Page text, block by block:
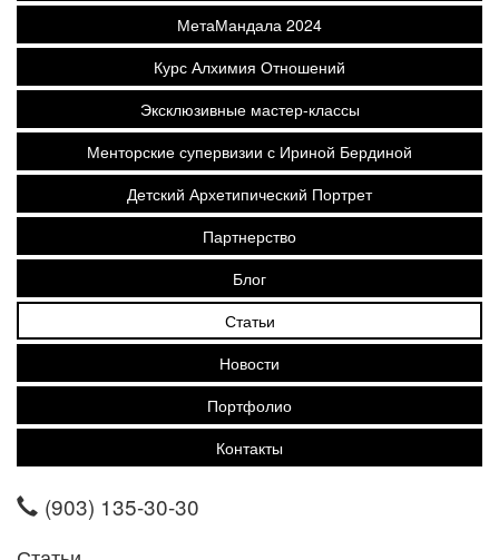
МетаМандала 2024
Курс Алхимия Отношений
Эксклюзивные мастер-классы
Менторские супервизии с Ириной Бердиной
Детский Архетипический Портрет
Партнерство
Блог
Статьи
Новости
Портфолио
Контакты
(903) 135-30-30